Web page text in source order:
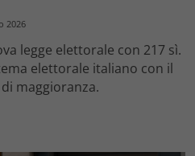
2026
legge elettorale con 217 sì.
elettorale italiano con il
maggioranza.